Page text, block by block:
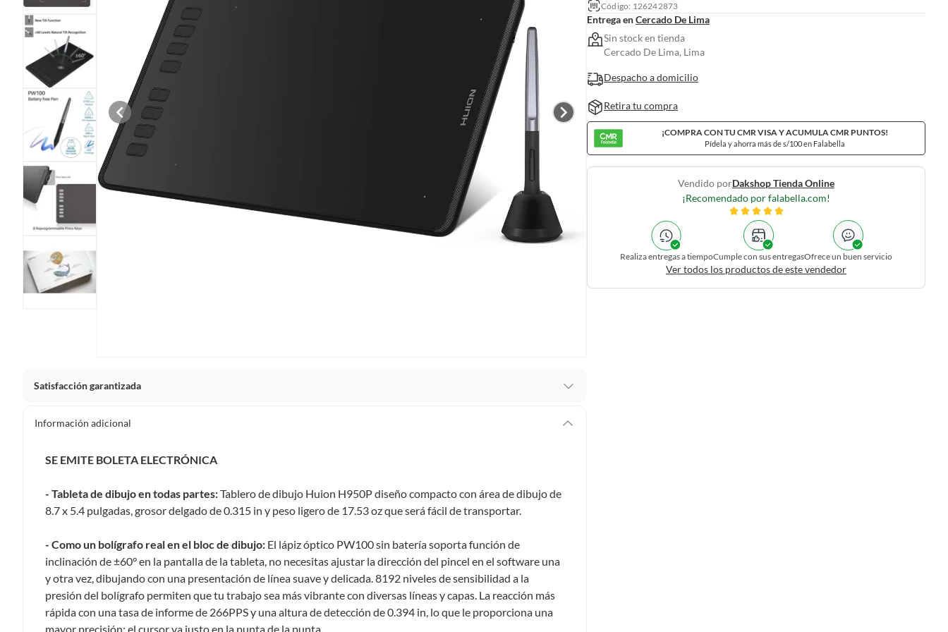
Satisfacción garantizada
pueden devolver ni cambiar. Conoce cuáles son:
48 horas: cemento, mezclas de hormigón, morteros, yeso y otros productos para asfalto, hormigón, albañilería.
7 días: colchones y productos de combustión.
Productos vendidos porSodimactienen:
48 horas: cemento, mezclas de hormigón, morteros, yeso y otros productos para asfalto.
7 días: productos eléctricos o a combustión, electrodomésticos, tecnología, línea blanca, colchones, muebles, bicicletas y
máquinas.
No se pueden devolver o cambiar bajo cambio de opinión
Información adicional
SE EMITE BOLETA ELECTRÓNICA
- Tableta de dibujo en todas partes:Tablero de dibujo Huion H950P diseño compacto con área de dibujo de
8.7 x 5.4 pulgadas, grosor delgado de 0.315 in y peso ligero de 17.53 oz que será fácil de transportar.
- Como un bolígrafo real en el bloc de dibujo: El lápiz óptico PW100 sin batería soporta función de
inclinación de ±60° en la pantalla de la tableta, no necesitas ajustar la dirección del pincel en el software una
y otra vez, dibujando con una presentación de línea suave y delicada. 8192 niveles de sensibilidad a la
presión del bolígrafo permiten que tu trabajo sea más vibrante con diversas líneas y capas. La reacción más
rápida con una tasa de informe de 266PPS y una altura de detección de 0.394 in, lo que le proporciona una
mayor precisión: el cursor va justo en la punta de la punta.
Código: 126242873
Entrega enCercado De Lima
Sin stock en tienda
Cercado De Lima, Lima
Despacho a domicilio
Retira tu compra
¡COMPRA CON TU CMR VISA Y ACUMULA CMR PUNTOS!
Pídela y ahorra más de s/100 en Falabella
Vendido porDakshop Tienda Online
¡Recomendado por falabella.com!
Realiza entregas a tiempoCumple con sus entregasOfrece un buen servicio
Ver todos los productos de este vendedor